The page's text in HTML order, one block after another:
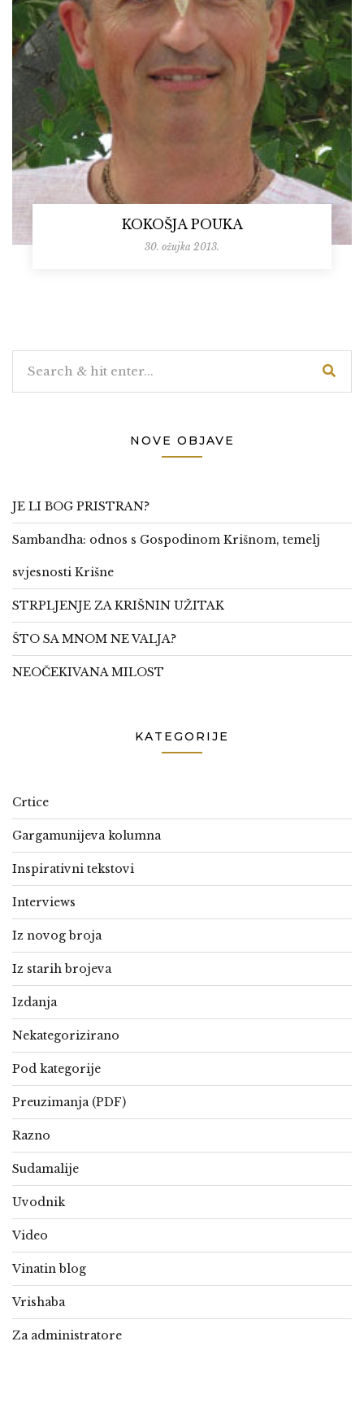
KOKOŠJA POUKA
30. ožujka 2013.
NOVE OBJAVE
JE LI BOG PRISTRAN?
Sambandha: odnos s Gospodinom Krišnom, temelj
svjesnosti Krišne
STRPLJENJE ZA KRIŠNIN UŽITAK
ŠTO SA MNOM NE VALJA?
NEOČEKIVANA MILOST
KATEGORIJE
Crtice
Gargamunijeva kolumna
Inspirativni tekstovi
Interviews
Iz novog broja
Iz starih brojeva
Izdanja
Nekategorizirano
Pod kategorije
Preuzimanja (PDF)
Razno
Sudamalije
Uvodnik
Video
Vinatin blog
Vrishaba
Za administratore